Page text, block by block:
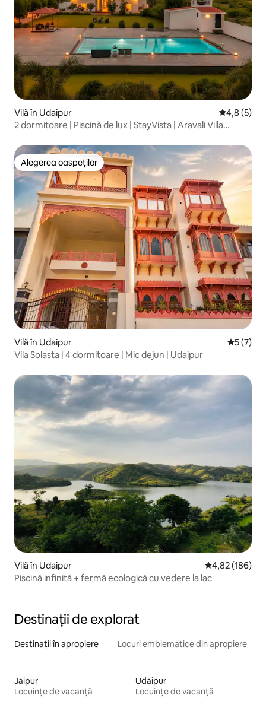
Vilă în Udaipur Scor
4,8 (5)
2 dormitoare | Piscină de lux | StayVista | Aravali Villa
Alegerea oaspeților
Alegerea oaspeților
Vilă în Udaipur Scor
5 (7)
Vila Solasta | 4 dormitoare | Mic dejun | Udaipur
Vilă în Udaipur Scor mediu de
4,82 (186)
Piscină infinită + fermă ecologică cu vedere la lac
Destinații de explorat
Destinații în apropiere Locuri emblematice din apropiere
Jaipur
Locuințe de vacanță
Udaipur
Locuințe de vacanță